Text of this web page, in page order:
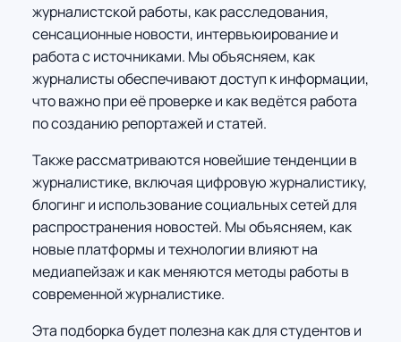
журналистской работы, как расследования,
сенсационные новости, интервьюирование и
работа с источниками. Мы объясняем, как
журналисты обеспечивают доступ к информации,
что важно при её проверке и как ведётся работа
по созданию репортажей и статей.
Также рассматриваются новейшие тенденции в
журналистике, включая цифровую журналистику,
блогинг и использование социальных сетей для
распространения новостей. Мы объясняем, как
новые платформы и технологии влияют на
медиапейзаж и как меняются методы работы в
современной журналистике.
Эта подборка будет полезна как для студентов и